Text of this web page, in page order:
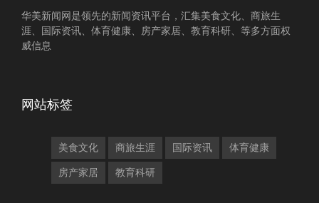
华美新闻网是领先的新闻资讯平台，汇集美食文化、商旅生
涯、国际资讯、体育健康、房产家居、教育科研、等多方面权
威信息
网站标签
美食文化 商旅生涯 国际资讯 体育健康
房产家居 教育科研